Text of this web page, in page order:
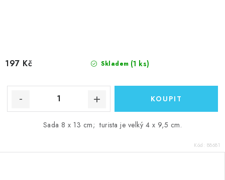
Skladem (1 ks)
197 Kč
Sada 8 x 13 cm; turista je velký 4 x 9,5 cm.
Kód: 88681